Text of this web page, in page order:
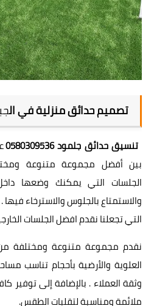
تصميم حدائق منزلية في ال
تنسيق حدائق جلمود 0580309536
بين أفضل مجموعة متنوعة
الجلسات التي يمكنك وضعها
والاستمتاع بالجلوس والاسترخاء
التي تجعلنا نقدم افضل الجلسات
نقدم مجموعة متنوعة ومختلفة
العلوية والأرضية بأحجام تناسب
وثقة العملاء . بالإضافة إلى توفير
ملائمة ومناسبة لتقلبات الطقس.